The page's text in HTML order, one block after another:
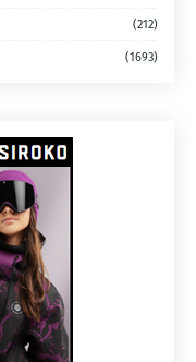
(212)
(1693)